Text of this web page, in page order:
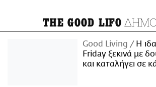
THE GOOD LIFO
Good Living
Η
Friday ξεκινά με
και καταλήγει σε